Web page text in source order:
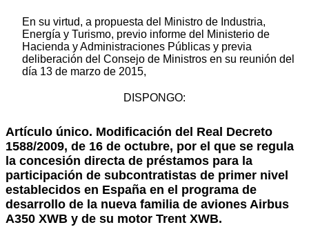
En su virtud, a propuesta del Ministro de Industria,
Energía y Turismo, previo informe del Ministerio de
Hacienda y Administraciones Públicas y previa
deliberación del Consejo de Ministros en su reunión del
día 13 de marzo de 2015,
DISPONGO:
Artículo único. Modificación del Real Decreto
1588/2009, de 16 de octubre, por el que se regula
la concesión directa de préstamos para la
participación de subcontratistas de primer nivel
establecidos en España en el programa de
desarrollo de la nueva familia de aviones Airbus
A350 XWB y de su motor Trent XWB.